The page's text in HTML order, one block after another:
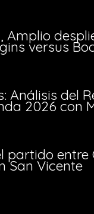
Amplio
versus
Análisis del
2026 con
partido entre
San Vicente